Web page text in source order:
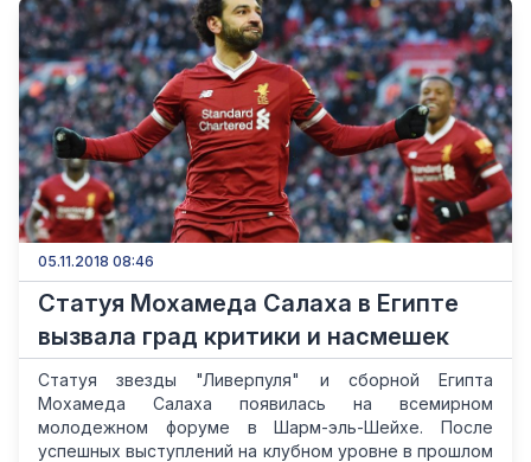
05.11.2018 08:46
Статуя Мохамеда Салаха в Египте
вызвала град критики и насмешек
Статуя звезды "Ливерпуля" и сборной Египта
Мохамеда Салаха появилась на всемирном
молодежном форуме в Шарм-эль-Шейхе. После
успешных выступлений на клубном уровне в прошлом